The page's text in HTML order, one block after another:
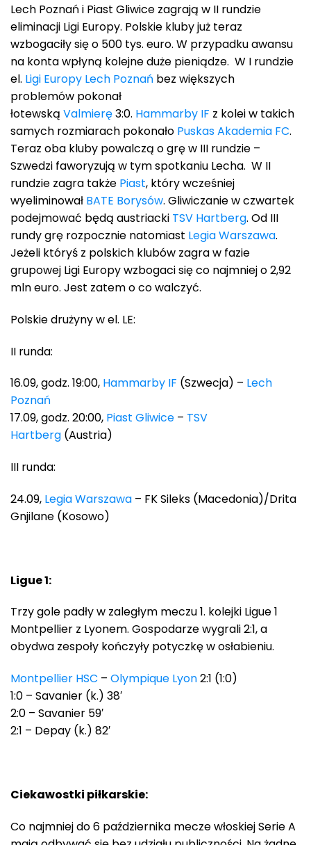
Lech Poznań i Piast Gliwice zagrają w II rundzie
eliminacji Ligi Europy. Polskie kluby już teraz
wzbogaciły się o 500 tys. euro. W przypadku awansu
na konta wpłyną kolejne duże pieniądze. W I rundzie
el. Ligi Europy Lech Poznań bez większych
problemów pokonał
łotewską Valmierę3:0. Hammarby IF z kolei w takich
samych rozmiarach pokonało Puskas Akademia FC.
Teraz oba kluby powalczą o grę w III rundzie –
Szwedzi faworyzują w tym spotkaniu Lecha. W II
rundzie zagra także Piast, który wcześniej
wyeliminował BATE Borysów. Gliwiczanie w czwartek
podejmować będą austriacki TSV Hartberg. Od III
rundy grę rozpocznie natomiast Legia Warszawa.
Jeżeli któryś z polskich klubów zagra w fazie
grupowej Ligi Europy wzbogaci się co najmniej o 2,92
mln euro. Jest zatem o co walczyć.
Polskie drużyny w el. LE:
II runda:
16.09, godz. 19:00, Hammarby IF (Szwecja) – Lech
Poznań
17.09, godz. 20:00, Piast Gliwice – TSV
Hartberg (Austria)
III runda:
24.09, Legia Warszawa – FK Sileks (Macedonia)/Drita
Gnjilane (Kosowo)
Ligue 1:
Trzy gole padły w zaległym meczu 1. kolejki Ligue 1
Montpellier z Lyonem. Gospodarze wygrali 2:1, a
obydwa zespoły kończyły potyczkę w osłabieniu.
Montpellier HSC – Olympique Lyon2:1 (1:0)
1:0 – Savanier (k.) 38′
2:0 – Savanier 59′
2:1 – Depay (k.) 82′
Ciekawostki piłkarskie:
Co najmniej do 6 października mecze włoskiej Serie A